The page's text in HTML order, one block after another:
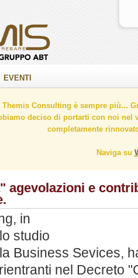
EVENTI
Themis Consulting è sempre più...
deciso di portarti con noi nel
completamente
Naviga su
agevolazioni e
in
studio
Business Sevices,
nel Decreto